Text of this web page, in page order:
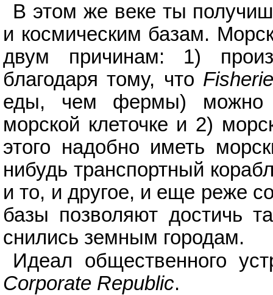
В этом же веке ты
и космическим базам.
двум причинам: 1)
благодаря тому, что
еды, чем фермы) можно
морской клеточке и 2)
этого надобно иметь
нибудь транспортный
и то, и другое, и еще реже
базы позволяют достичь
снились земным городам.
Идеал общественного
Corporate Republic.